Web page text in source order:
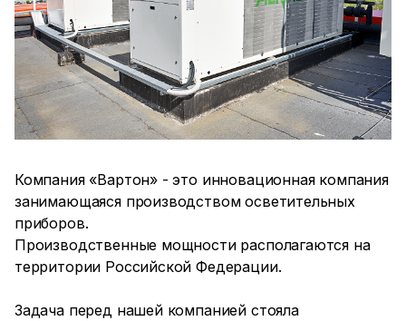
Компания «Вартон» - это инновационная компания
занимающаяся производством осветительных
приборов.
Производственные мощности располагаются на
территории Российской Федерации.
Задача перед нашей компанией стояла